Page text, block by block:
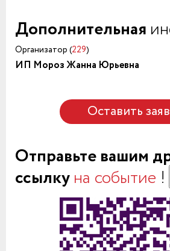
Дополнительная
Организатор (229)
ИП Мороз Жанна Юрьевна
Оставить
Отправьте вашим
ссылкуна событие !